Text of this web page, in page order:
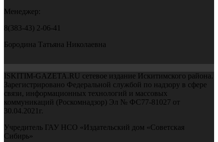
Менеджер:
8(383-43) 2-06-41
Бородина Татьяна Николаевна
ISKITIM-GAZETA.RU сетевое издание Искитимского района.
Зарегистрировано Федеральной службой по надзору в сфере
связи, информационных технологий и массовых
коммуникаций (Роскомнадзор) Эл № ФС77-81027 от
30.04.2021г.
Учредитель ГАУ НСО «Издательский дом «Советская
Сибирь»